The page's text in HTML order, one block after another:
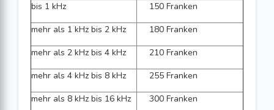
bis 1 kHz
150 Franken
mehr als 1 kHz bis 2 kHz
180 Franken
mehr als 2 kHz bis 4 kHz
210 Franken
mehr als 4 kHz bis 8 kHz
255 Franken
mehr als 8 kHz bis 16 kHz
300 Franken